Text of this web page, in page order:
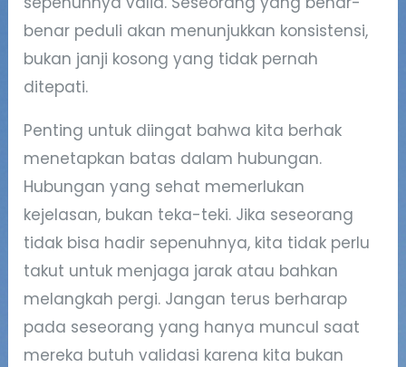
benar peduli akan menunjukkan konsistensi,
bukan janji kosong yang tidak pernah
ditepati.
Penting untuk diingat bahwa kita berhak
menetapkan batas dalam hubungan.
Hubungan yang sehat memerlukan
kejelasan, bukan teka-teki. Jika seseorang
tidak bisa hadir sepenuhnya, kita tidak perlu
takut untuk menjaga jarak atau bahkan
melangkah pergi. Jangan terus berharap
pada seseorang yang hanya muncul saat
mereka butuh validasi karena kita bukan